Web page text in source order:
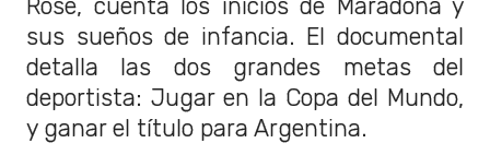
Rosé, cuenta los inicios de Maradona y
sus sueños de infancia. El documental
detalla las dos grandes metas del
deportista: Jugar en la Copa del Mundo,
y ganar el título para Argentina.